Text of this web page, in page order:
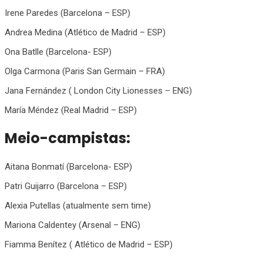
Irene Paredes (Barcelona – ESP)
Andrea Medina (Atlético de Madrid – ESP)
Ona Batlle (Barcelona- ESP)
Olga Carmona (Paris San Germain – FRA)
Jana Fernández ( London City Lionesses – ENG)
María Méndez (Real Madrid – ESP)
Meio-campistas:
Aitana Bonmatí (Barcelona- ESP)
Patri Guijarro (Barcelona – ESP)
Alexia Putellas (atualmente sem time)
Mariona Caldentey (Arsenal – ENG)
Fiamma Benítez ( Atlético de Madrid – ESP)